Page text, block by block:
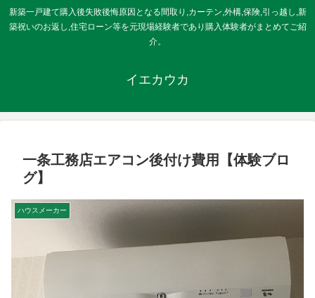
新築一戸建て購入後失敗後悔原因となる間取り,カーテン,外構,保険,引っ越し,新
築祝いのお返し,住宅ローン等を元現場経験者であり購入体験者がまとめてご紹
介。
イエカウカ
一条工務店エアコン後付け費用【体験ブロ
グ】
ハウスメーカー